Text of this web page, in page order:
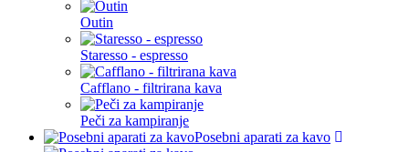
Outin
Staresso - espresso
Cafflano - filtrirana kava
Peči za kampiranje
Posebni aparati za kavo